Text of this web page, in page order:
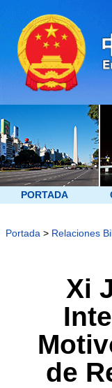
PORTADA
Portada > Relaciones
Xi
de